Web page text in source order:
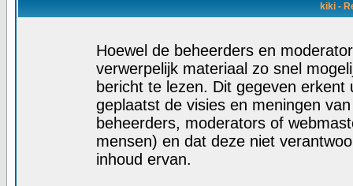
kiki -
Hoewel de beheerders en
verwerpelijk materiaal zo snel
bericht te lezen. Dit gegeven
geplaatst de visies en meningen
beheerders, moderators of
mensen) en dat deze niet
inhoud ervan.